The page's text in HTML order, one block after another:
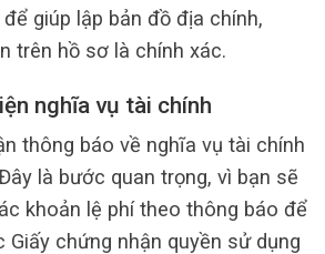
giúp lập bản đồ địa chính,
trên hồ sơ là chính xác.
nghĩa vụ tài chính
thông báo về nghĩa vụ tài chính
là bước quan trọng, vì bạn sẽ
khoản lệ phí theo thông báo để
chứng nhận quyền sử dụng